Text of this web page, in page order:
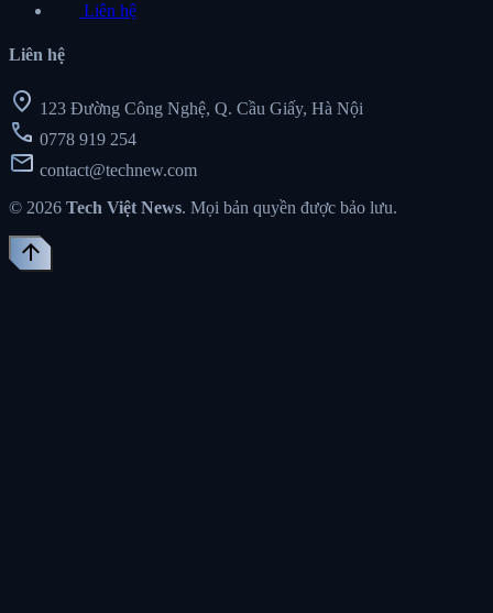
Liên hệ
Liên hệ
location_on 123 Đường Công Nghệ, Q. Cầu Giấy, Hà Nội
call 0778 919 254
mail contact@technew.com
© 2026 Tech Việt News. Mọi bản quyền được bảo lưu.
arrow_upward